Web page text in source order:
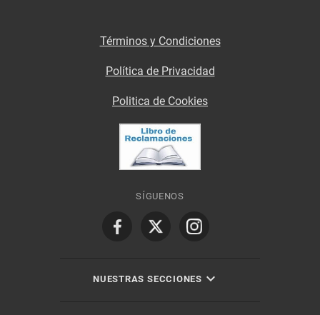
Términos y Condiciones
Política de Privacidad
Politica de Cookies
SÍGUENOS
NUESTRAS SECCIONES